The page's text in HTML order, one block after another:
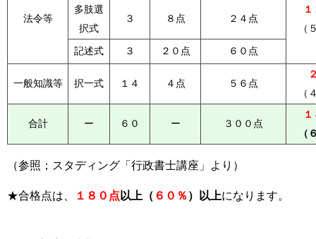
法令等
（
多肢選
択式
３ ８点 ２４点
記述式 ３ ２０点 ６０点
一般知識等 択一式 １４ ４点 ５６点
（
合計 ー ６０ ー ３００点
（
（参照；スタディング「行政書士講座」より）
★合格点は、 １８０点 以上（ ６０％ ）以上になります。